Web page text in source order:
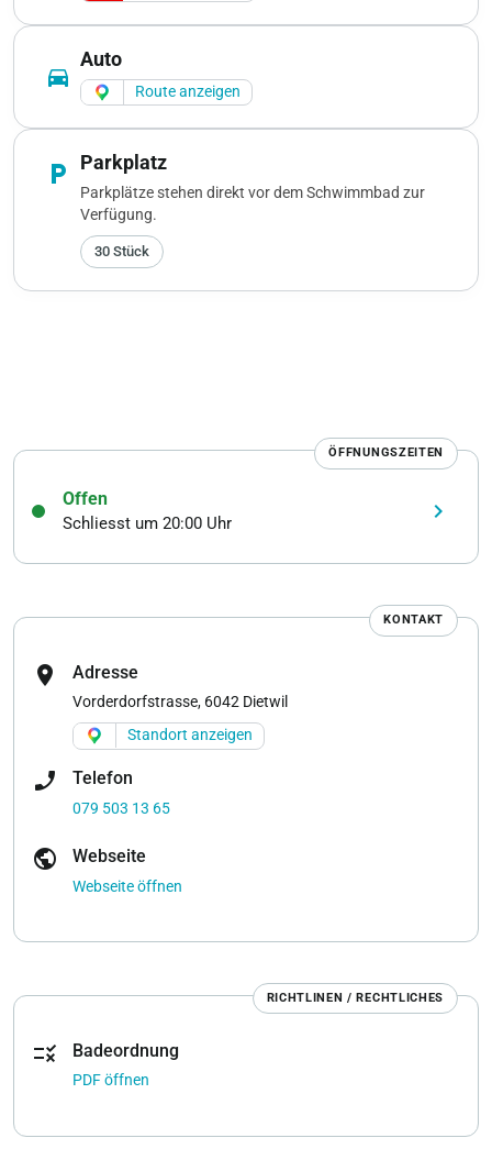
directions_car
Auto
Route anzeigen
local_parking Parkplatz
Parkplätze stehen direkt vor dem Schwimmbad zur
Verfügung.
30 Stück
ÖFFNUNGSZEITEN
Offen
Schliesst um 20:00 Uhr keyboard_arrow_right
KONTAKT
location_on Adresse
Vorderdorfstrasse, 6042 Dietwil
Standort anzeigen
phone_enabled Telefon
079 503 13 65
public Webseite
Webseite öffnen
RICHTLINEN / RECHTLICHES
rule Badeordnung
PDF öffnen